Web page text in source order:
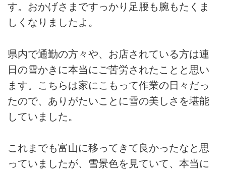
す。おかげさまですっかり足腰も腕もたくま
しくなりましたよ。
県内で通勤の方々や、お店されている方は連
日の雪かきに本当にご苦労されたことと思い
ます。こちらは家にこもって作業の日々だっ
たので、ありがたいことに雪の美しさを堪能
していました。
これまでも富山に移ってきて良かったなと思
っていましたが、雪景色を見ていて、本当に